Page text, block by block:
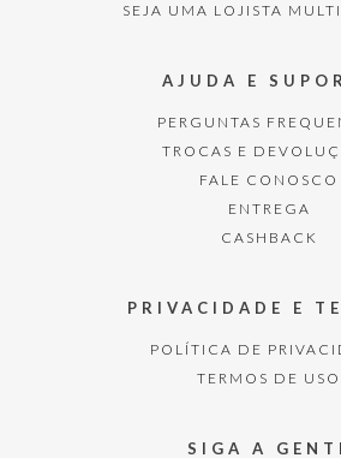
SEJA UMA LOJISTA
AJUDA E
PERGUNTAS
TROCAS E
FALE CONOSCO
ENTREGA
CASHBACK
PRIVACIDADE E
POLÍTICA DE
TERMOS DE USO
SIGA A